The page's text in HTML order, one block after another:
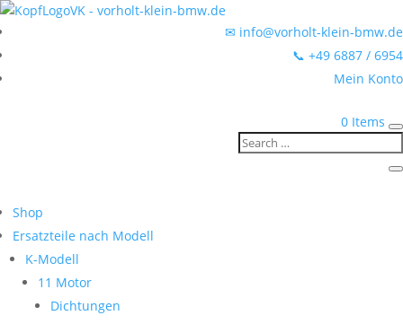
✉ info@vorholt-klein-bmw.de
📞 +49 6887 / 6954
Mein Konto
0 Items
Shop
Ersatzteile nach Modell
K-Modell
11 Motor
Dichtungen